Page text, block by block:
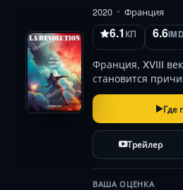
2020
Франция
6.1 КП 6.6
Франция, XVIII
становится
противостояния
Где
Трейлер
ВАША ОЦЕНКА